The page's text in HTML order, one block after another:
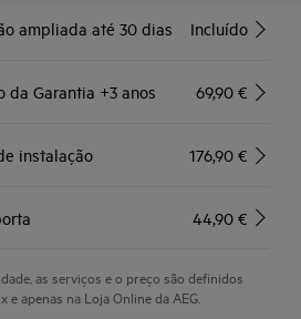
ampliada até 30 dias Incluído
da Garantia +3 anos 69,90 €
instalação 176,90 €
44,90 €
as serviços e o preço são definidos
e apenas na Loja Online da AEG.